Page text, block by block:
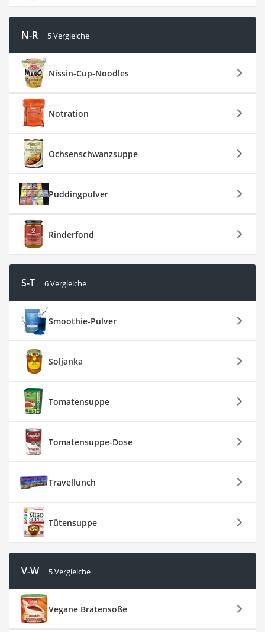
N-R 5 Vergleiche
Nissin-Cup-Noodles
Notration
Ochsenschwanzsuppe
Puddingpulver
Rinderfond
S-T 6 Vergleiche
Smoothie-Pulver
Soljanka
Tomatensuppe
Tomatensuppe-Dose
Travellunch
Tütensuppe
V-W 5 Vergleiche
Vegane Bratensoße